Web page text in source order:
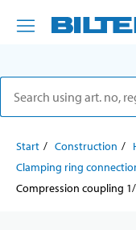
Start Construction
Clamping ring
Compression coupling